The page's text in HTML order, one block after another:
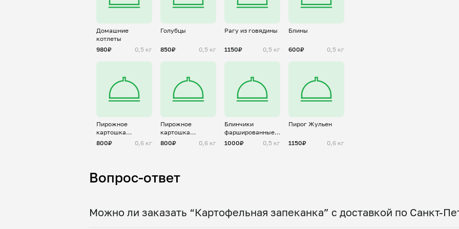
Домашние
котлеты
980₽
0,5 кг
Голубцы
850₽ 0,5 кг
Рагу из говядины
1150₽ 0,5 кг
Блины
600₽ 0,5 кг
Пирожное
картошка
"Сникерс"
800₽ 0,6 кг
Пирожное
картошка
"Вишневый
800₽ 0,6 кг
Блинчики
фаршированные
рубленым яйцом
1000₽ 0,5 кг
Пирог Жульен
1150₽ 0,6 кг
Вопрос-ответ
Можно ли заказать “Картофельная запеканка” с доставкой по Санкт-